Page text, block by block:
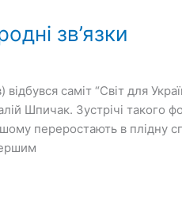
зв’язки
саміт “Світ для
Шпичак. Зустрічі такого
переростають в плідну